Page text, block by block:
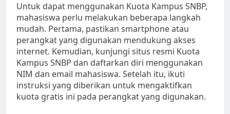
Untuk dapat menggunakan Kuota Kampus SNBP,
mahasiswa perlu melakukan beberapa langkah
mudah. Pertama, pastikan smartphone atau
perangkat yang digunakan mendukung akses
internet. Kemudian, kunjungi situs resmi Kuota
Kampus SNBP dan daftarkan diri menggunakan
NIM dan email mahasiswa. Setelah itu, ikuti
instruksi yang diberikan untuk mengaktifkan
kuota gratis ini pada perangkat yang digunakan.